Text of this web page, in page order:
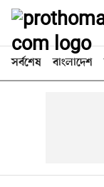
সর্বশেষ বাংলাদেশ